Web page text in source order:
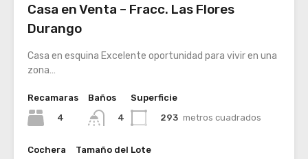
Casa en Venta – Fracc. Las Flores
Durango
Casa en esquina Excelente oportunidad para vivir en una
zona…
Recamaras
4
Baños
4
Superficie
293 metros cuadrados
Cochera
Tamaño del Lote